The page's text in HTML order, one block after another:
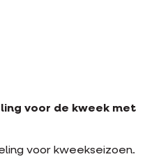
voor de kweek met
voor kweekseizoen.